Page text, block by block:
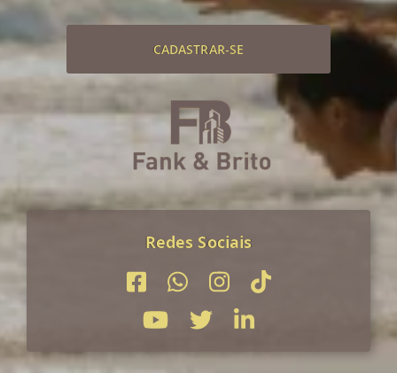
CADASTRAR-SE
Redes Sociais